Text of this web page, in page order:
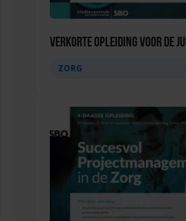
Verkorte opleiding voor de
ZORG